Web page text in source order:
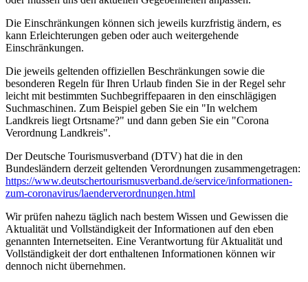
Die Einschränkungen können sich jeweils kurzfristig ändern, es
kann Erleichterungen geben oder auch weitergehende
Einschränkungen.
Die jeweils geltenden offiziellen Beschränkungen sowie die
besonderen Regeln für Ihren Urlaub finden Sie in der Regel sehr
leicht mit bestimmten Suchbegriffepaaren in den einschlägigen
Suchmaschinen. Zum Beispiel geben Sie ein "In welchem
Landkreis liegt Ortsname?" und dann geben Sie ein "Corona
Verordnung Landkreis".
Der Deutsche Tourismusverband (DTV) hat die in den
Bundesländern derzeit geltenden Verordnungen zusammengetragen:
https://www.deutscher­tourismusverband.de/­service/­informationen-
zum-coronavirus/­laenderverordnungen.html
Wir prüfen nahezu täglich nach bestem Wissen und Gewissen die
Aktualität und Vollständigkeit der Informationen auf den eben
genannten Internetseiten. Eine Verantwortung für Aktualität und
Vollständigkeit der dort enthaltenen Informationen können wir
dennoch nicht übernehmen.